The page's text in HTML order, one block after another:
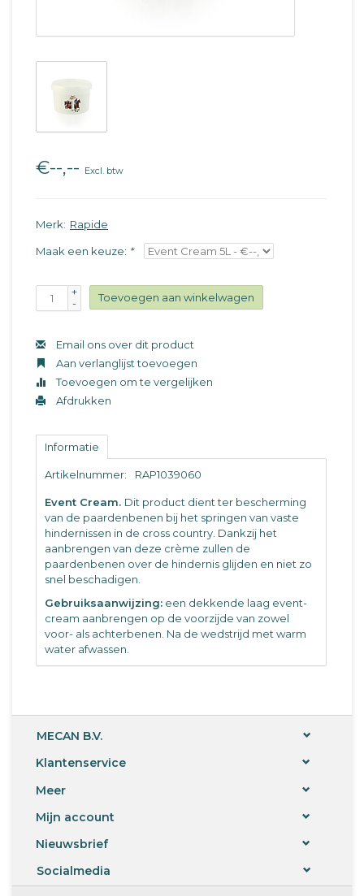
€--,-- Excl. btw
Merk: Rapide
Maak een keuze: *
+
-
Toevoegen aan winkelwagen
Email ons over dit product
Aan verlanglijst toevoegen
Toevoegen om te vergelijken
Afdrukken
Informatie
Artikelnummer: RAP1039060
Event Cream. Dit product dient ter bescherming
van de paardenbenen bij het springen van vaste
hindernissen in de cross country. Dankzij het
aanbrengen van deze crème zullen de
paardenbenen over de hindernis glijden en niet zo
snel beschadigen.
Gebruiksaanwijzing: een dekkende laag event-
cream aanbrengen op de voorzijde van zowel
voor- als achterbenen. Na de wedstrijd met warm
water afwassen.
MECAN B.V.
Klantenservice
Meer
Mijn account
Nieuwsbrief
Socialmedia